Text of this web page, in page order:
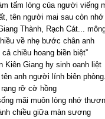
tấm lòng của người viếng
tên người mai sau còn nhớ
Thành, Rạch Cát...
về nhẹ bước chân anh
cả chiều hoang biền biệt”
Kiên Giang hy sinh oanh liệt
anh người lính biên phòng.
rạng rỡ cờ hồng
mãi muôn lòng nhớ
chiều giữa màn sương